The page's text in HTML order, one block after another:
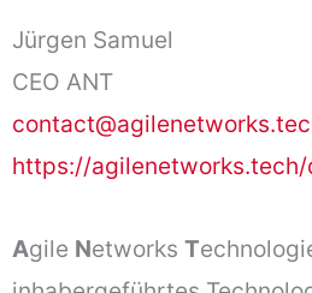
Jürgen Samuel
CEO ANT
https://agilenetworks.tech/
Agile Networks T